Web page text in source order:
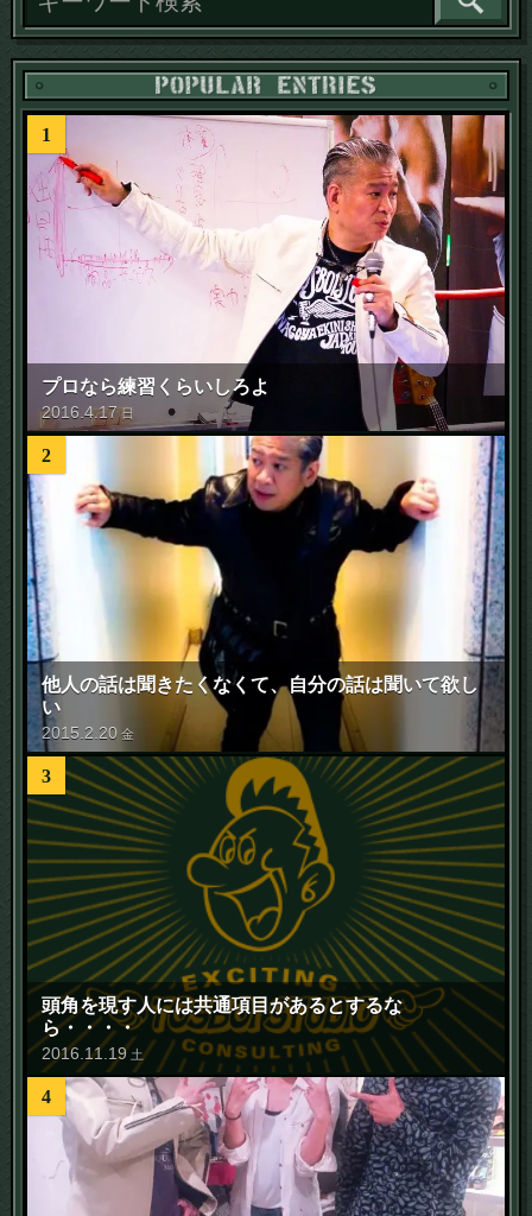
1
プロなら練習くらいしろよ
2016.4.17 日
2
他人の話は聞きたくなくて、自分の話は聞いて欲し
い
2015.2.20 金
3
頭角を現す人には共通項目があるとするな
ら・・・・
2016.11.19 土
4